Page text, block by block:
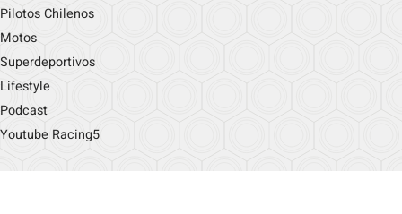
Pilotos Chilenos
Motos
Superdeportivos
Lifestyle
Podcast
Youtube Racing5